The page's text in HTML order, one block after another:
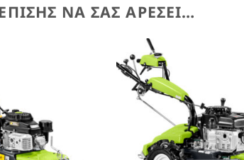
ΝΑ ΣΑΣ ΑΡΈΣΕΙ…